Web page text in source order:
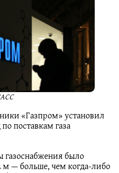
«Газпром» установил
поставкам газа
газоснабжения было
м — больше, чем когда-либо